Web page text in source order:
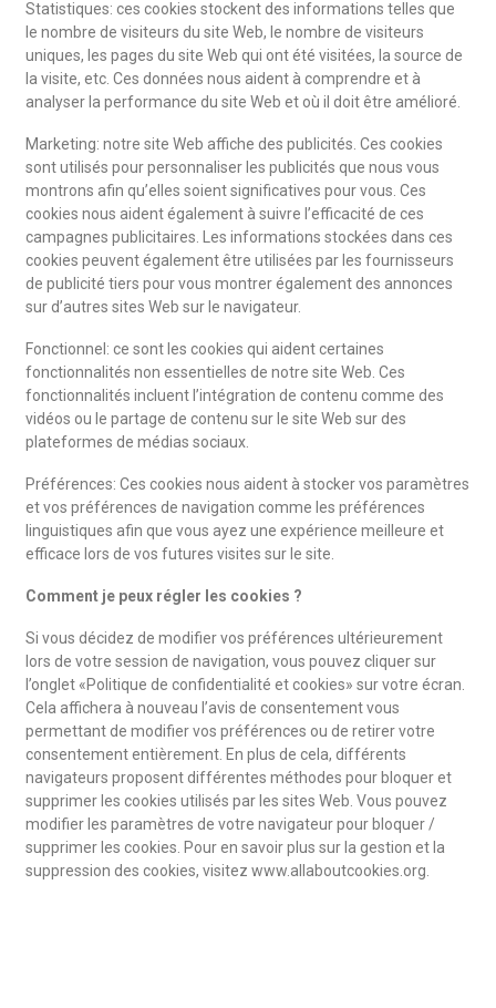
Statistiques: ces cookies stockent des informations telles que
le nombre de visiteurs du site Web, le nombre de visiteurs
uniques, les pages du site Web qui ont été visitées, la source de
la visite, etc. Ces données nous aident à comprendre et à
analyser la performance du site Web et où il doit être amélioré.
Marketing: notre site Web affiche des publicités. Ces cookies
sont utilisés pour personnaliser les publicités que nous vous
montrons afin qu’elles soient significatives pour vous. Ces
cookies nous aident également à suivre l’efficacité de ces
campagnes publicitaires. Les informations stockées dans ces
cookies peuvent également être utilisées par les fournisseurs
de publicité tiers pour vous montrer également des annonces
sur d’autres sites Web sur le navigateur.
Fonctionnel: ce sont les cookies qui aident certaines
fonctionnalités non essentielles de notre site Web. Ces
fonctionnalités incluent l’intégration de contenu comme des
vidéos ou le partage de contenu sur le site Web sur des
plateformes de médias sociaux.
Préférences: Ces cookies nous aident à stocker vos paramètres
et vos préférences de navigation comme les préférences
linguistiques afin que vous ayez une expérience meilleure et
efficace lors de vos futures visites sur le site.
Comment je peux régler les cookies ?
Si vous décidez de modifier vos préférences ultérieurement
lors de votre session de navigation, vous pouvez cliquer sur
l’onglet «Politique de confidentialité et cookies» sur votre écran.
Cela affichera à nouveau l’avis de consentement vous
permettant de modifier vos préférences ou de retirer votre
consentement entièrement. En plus de cela, différents
navigateurs proposent différentes méthodes pour bloquer et
supprimer les cookies utilisés par les sites Web. Vous pouvez
modifier les paramètres de votre navigateur pour bloquer /
supprimer les cookies. Pour en savoir plus sur la gestion et la
suppression des cookies, visitez www.allaboutcookies.org.